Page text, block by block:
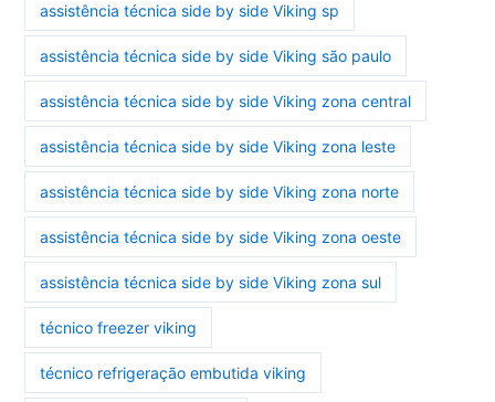
assistência técnica side by side Viking sp
assistência técnica side by side Viking são paulo
assistência técnica side by side Viking zona central
assistência técnica side by side Viking zona leste
assistência técnica side by side Viking zona norte
assistência técnica side by side Viking zona oeste
assistência técnica side by side Viking zona sul
técnico freezer viking
técnico refrigeração embutida viking